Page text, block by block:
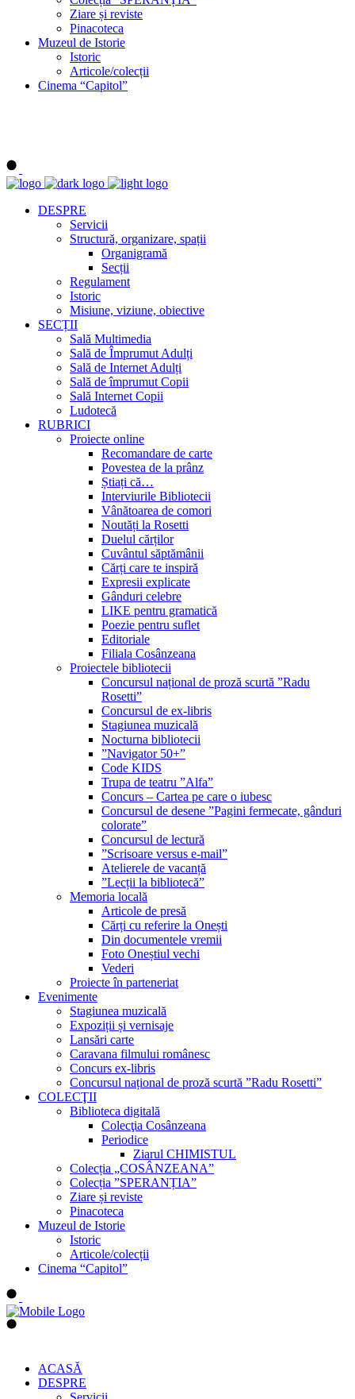
Ziare și reviste
Pinacoteca
Muzeul de Istorie
Istoric
Articole/colecții
Cinema “Capitol”
DESPRE
Servicii
Structură, organizare, spații
Organigramă
Secții
Regulament
Istoric
Misiune, viziune, obiective
SECȚII
Sală Multimedia
Sală de Împrumut Adulți
Sală de Internet Adulți
Sală de împrumut Copii
Sală Internet Copii
Ludotecă
RUBRICI
Proiecte online
Recomandare de carte
Povestea de la prânz
Știați că…
Interviurile Bibliotecii
Vânătoarea de comori
Noutăți la Rosetti
Duelul cărților
Cuvântul săptămânii
Cărți care te inspiră
Expresii explicate
Gânduri celebre
LIKE pentru gramatică
Poezie pentru suflet
Editoriale
Filiala Cosânzeana
Proiectele bibliotecii
Concursul național de proză scurtă ”Radu
Rosetti”
Concursul de ex-libris
Stagiunea muzicală
Nocturna bibliotecii
”Navigator 50+”
Code KIDS
Trupa de teatru ”Alfa”
Concurs – Cartea pe care o iubesc
Concursul de desene ”Pagini fermecate, gânduri
colorate”
Concursul de lectură
”Scrisoare versus e-mail”
Atelierele de vacanță
”Lecții la bibliotecă”
Memoria locală
Articole de presă
Cărți cu referire la Onești
Din documentele vremii
Foto Oneștiul vechi
Vederi
Proiecte în parteneriat
Evenimente
Stagiunea muzicală
Expoziții și vernisaje
Lansări carte
Caravana filmului românesc
Concurs ex-libris
Concursul național de proză scurtă ”Radu Rosetti”
COLECŢII
Biblioteca digitală
Colecţia Cosânzeana
Periodice
Ziarul CHIMISTUL
Colecția „COSÂNZEANA”
Colecția ”SPERANȚIA”
Ziare și reviste
Pinacoteca
Muzeul de Istorie
Istoric
Articole/colecții
Cinema “Capitol”
ACASĂ
DESPRE